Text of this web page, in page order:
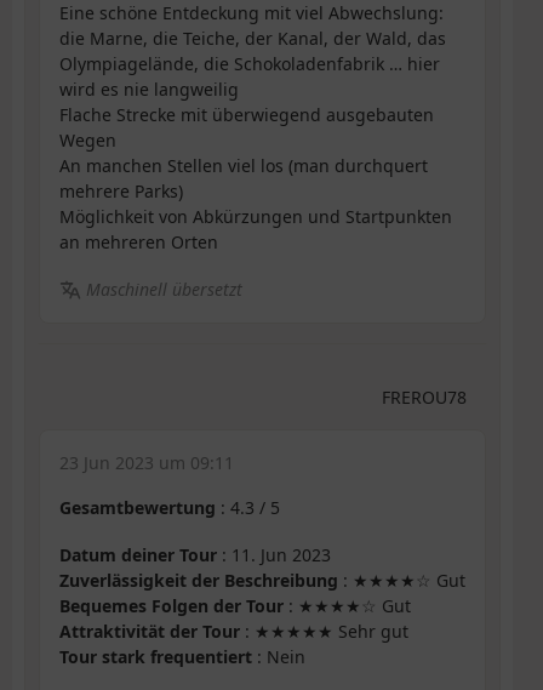
Eine schöne Entdeckung mit viel Abwechslung:
die Marne, die Teiche, der Kanal, der Wald, das
Olympiagelände, die Schokoladenfabrik … hier
wird es nie langweilig
Flache Strecke mit überwiegend ausgebauten
Wegen
An manchen Stellen viel los (man durchquert
mehrere Parks)
Möglichkeit von Abkürzungen und Startpunkten
an mehreren Orten
Maschinell übersetzt
FREROU78
23 Jun 2023 um 09:11
Gesamtbewertung : 4.3 / 5
Datum deiner Tour : 11. Jun 2023
Zuverlässigkeit der Beschreibung : ★★★★☆ Gut
Bequemes Folgen der Tour : ★★★★☆ Gut
Attraktivität der Tour : ★★★★★ Sehr gut
Tour stark frequentiert : Nein